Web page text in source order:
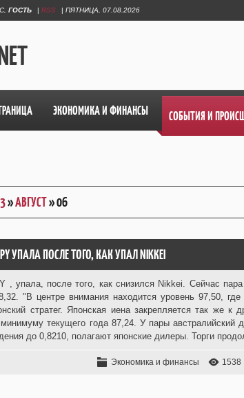
ГОСТЬ | RSS | ПЯТНИЦА, 07.08.2026
ЭКОНОМИКА И ФИНАНСЫ СОБЫТИЯ И
»АВГУСТ»06
УПАЛА ПОСЛЕ ТОГО, КАК УПАЛ NIKKEI
, упала, после того, как снизился Nikkei. Сейчас
"В центре внимания находится уровень 97,50,
стратег. Японская иена закрепляется так же
минимуму текущего года 87,24. У пары
до 0,8210, полагают японские дилеры. Торги
Экономика и финансы 1538